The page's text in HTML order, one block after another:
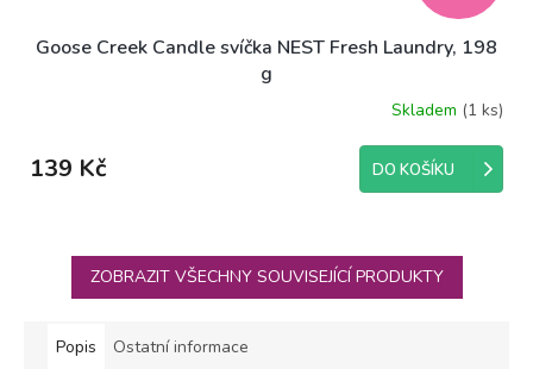
Goose Creek Candle svíčka NEST Fresh Laundry, 198
g
Skladem (1 ks)
139 Kč DO KOŠÍKU
ZOBRAZIT VŠECHNY SOUVISEJÍCÍ PRODUKTY
Popis Ostatní informace